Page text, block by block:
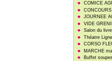
COMICE
JOURNEE
VIDE
Salon du
Théatre
CORSO
MARCHE
Buffet